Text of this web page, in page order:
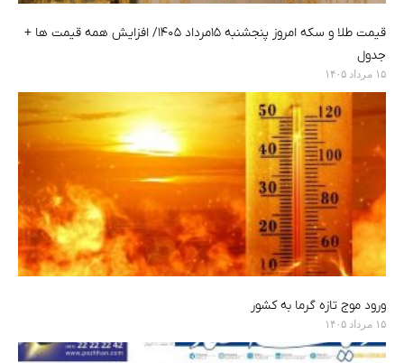
قیمت طلا و سکه امروز پنجشنبه ۱۵مرداد ۱۴۰۵/ افزایش همه قیمت ها +
جدول
۱۵ مرداد ۱۴۰۵
ورود موج تازه گرما به کشور
۱۵ مرداد ۱۴۰۵